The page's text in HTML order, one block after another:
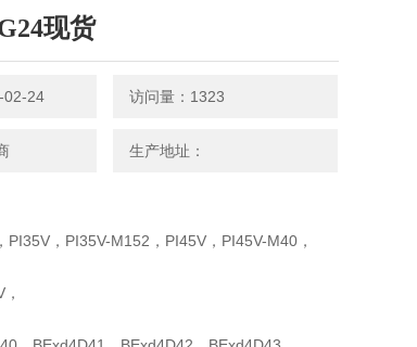
现货
02-24 访问量：1323
生产地址：
PI35V，PI35V-M152，PI45V，PI45V-M40，